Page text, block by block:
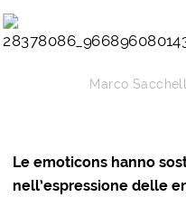
Marco
Le emoticons hanno
nell’espressione delle